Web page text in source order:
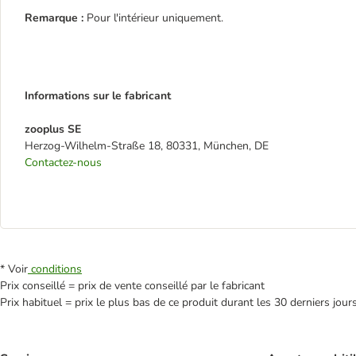
Remarque : Pour l'intérieur uniquement.
Informations sur le fabricant
zooplus SE
Herzog-Wilhelm-Straße 18, 80331, München, DE
Contactez-nous
* Voir conditions
Prix conseillé = prix de vente conseillé par le fabricant
Prix habituel = prix le plus bas de ce produit durant les 30 derniers